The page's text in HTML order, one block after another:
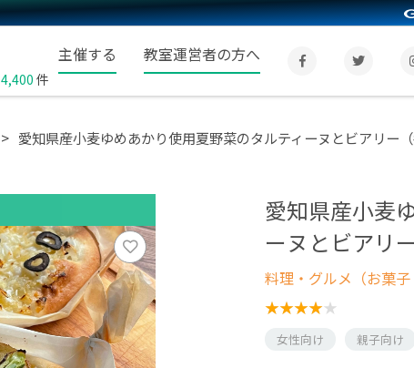
4,400 件
主催する 教室運営者の方へ
愛知県産小麦ゆめあかり使用夏野菜のタルティーヌとビアリー
愛知県産小麦
ーヌとビアリ
料理・グルメ（お菓
女性向け 親子向け